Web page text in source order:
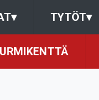
▾ TYTÖT▾